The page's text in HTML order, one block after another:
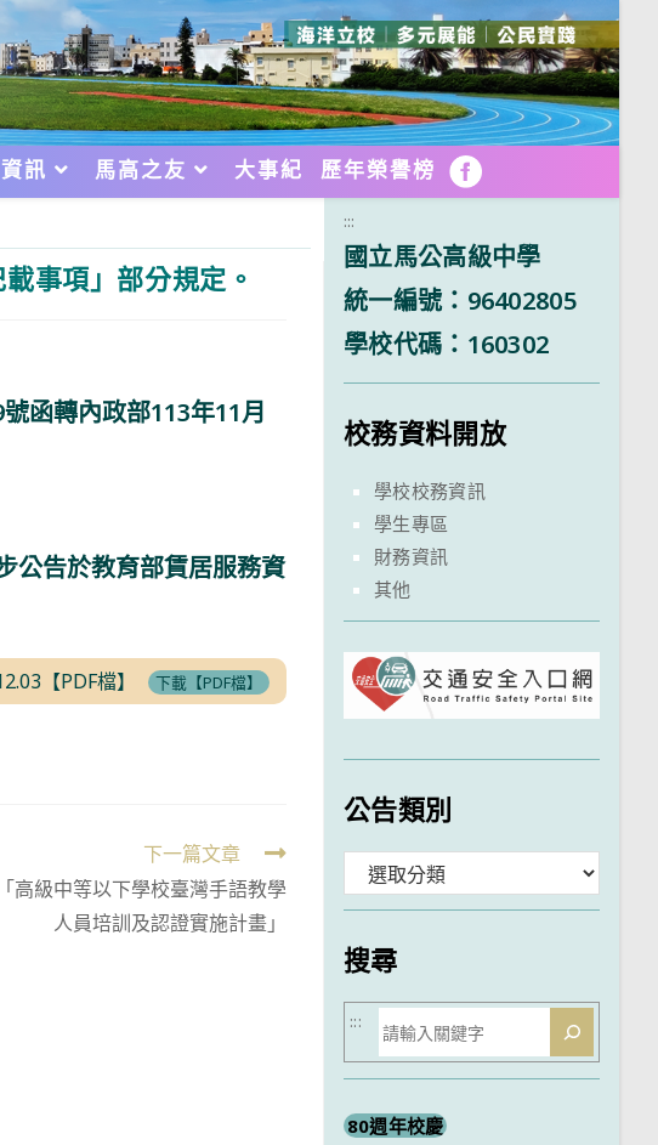
資訊 馬高之友 大事紀 歷年榮譽榜 FB
事項」部分規定。
函轉內政部113年11月
告於教育部賃居服務資
【PDF檔】 下載【PDF檔】
下一篇文章
高級中等以下學校臺灣手語教學
人員培訓及認證實施計畫」
:::
國立馬公高級中學
統一編號：96402805
學校代碼：160302
校務資料開放
學校校務資訊
學生專區
財務資訊
其他
公告類別
類
搜尋
搜
尋
:::
80週年校慶